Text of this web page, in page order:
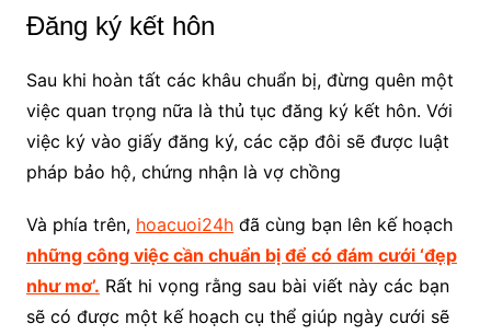
Đăng ký kết hôn
Sau khi hoàn tất các khâu chuẩn bị, đừng quên một
việc quan trọng nữa là thủ tục đăng ký kết hôn. Với
việc ký vào giấy đăng ký, các cặp đôi sẽ được luật
pháp bảo hộ, chứng nhận là vợ chồng
Và phía trên, hoacuoi24hđã cùng bạn lên kế hoạch
những công việc cần chuẩn bị để có đám cưới ‘đẹp
như mơ’. Rất hi vọng rằng sau bài viết này các bạn
sẽ có được một kế hoạch cụ thể giúp ngày cưới sẽ